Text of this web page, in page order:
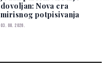
dovoljan: Nova era
mirisnog potpisivanja
03. 08. 2026.